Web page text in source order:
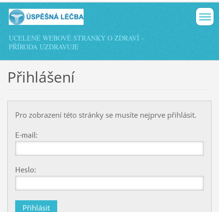
UCELENÉ WEBOVÉ STRÁNKY O ZDRAVÍ -
PŘÍRODA UZDRAVUJE
Přihlášení
Pro zobrazení této stránky se musíte nejprve přihlásit.
E-mail:
Heslo: